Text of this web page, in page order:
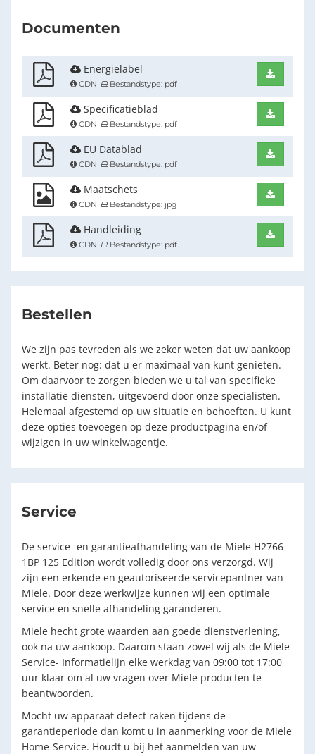
Documenten
Energielabel
CDN Bestandstype: pdf
Specificatieblad
CDN Bestandstype: pdf
EU Datablad
CDN Bestandstype: pdf
Maatschets
CDN Bestandstype: jpg
Handleiding
CDN Bestandstype: pdf
Bestellen
We zijn pas tevreden als we zeker weten dat uw aankoop
werkt. Beter nog: dat u er maximaal van kunt genieten.
Om daarvoor te zorgen bieden we u tal van specifieke
installatie diensten, uitgevoerd door onze specialisten.
Helemaal afgestemd op uw situatie en behoeften. U kunt
deze opties toevoegen op deze productpagina en/of
wijzigen in uw winkelwagentje.
Service
De service- en garantieafhandeling van de Miele H2766-
1BP 125 Edition wordt volledig door ons verzorgd. Wij
zijn een erkende en geautoriseerde servicepantner van
Miele. Door deze werkwijze kunnen wij een optimale
service en snelle afhandeling garanderen.
Miele hecht grote waarden aan goede dienstverlening,
ook na uw aankoop. Daarom staan zowel wij als de Miele
Service- Informatielijn elke werkdag van 09:00 tot 17:00
uur klaar om al uw vragen over Miele producten te
beantwoorden.
Mocht uw apparaat defect raken tijdens de
garantieperiode dan komt u in aanmerking voor de Miele
Home-Service. Houdt u bij het aanmelden van uw